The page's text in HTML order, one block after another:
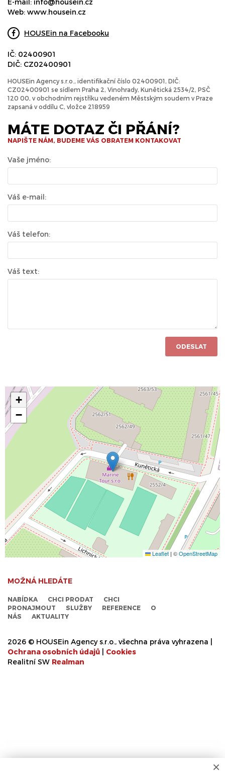
E-mail: info@housein.cz
Web: www.housein.cz
HOUSEin na Facebooku
IČ: 02400901
DIČ: CZ02400901
HOUSEin Agency s.r.o., identifikační číslo 02400901, DIČ:
CZ02400901 se sídlem Praha 2, Vinohrady, Kunětická 2534/2, PSČ
120 00, v obchodním rejstříku vedeném Městským soudem v Praze
zapsaná v oddílu C, vložce 218959
MÁTE DOTAZ ČI PŘÁNÍ?
NAPIŠTE NÁM, BUDEME VÁS OBRATEM KONTAKOVAT
Vaše jméno:
Váš e-mail:
Váš telefon:
Váš text:
ODESLAT
+
−
Leaflet | ©OpenStreetMap
MOŽNÁ HLEDÁTE
NABÍDKA CHCI PRODAT
CHCI
PRONAJMOUT
SLUŽBY REFERENCE
O
NÁS
AKTUALITY
2026 © HOUSEin Agency s.r.o., všechna práva vyhrazena |
Ochrana osobních údajů
Cookies
Realitní SW Realman
×